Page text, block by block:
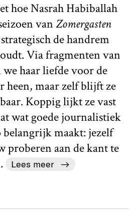
hoe Nasrah Habiballah
vanZomergasten
de handrem
Via fragmenten van
haar liefde voor de
heen, maar zelf blijft ze
Koppig lijkt ze vast
wat goede journalistiek
maakt: jezelf
proberen aan de kant te
Lees meer